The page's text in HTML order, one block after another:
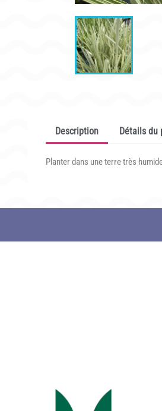
Description Détails du
Planter dans une terre très